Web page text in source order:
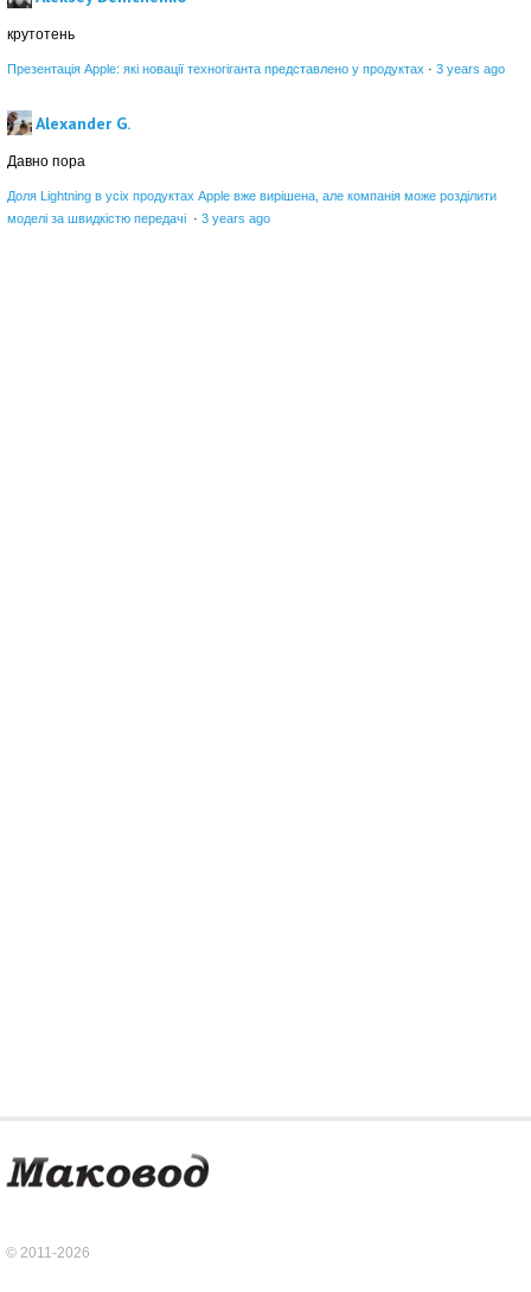
крутотень
Презентація Apple: які новації техногіганта представлено у продуктах · 3 years ago
Alexander G.
Давно пора
Доля Lightning в усіх продуктах Apple вже вирішена, але компанія може розділити
моделі за швидкістю передачі · 3 years ago
© 2011-2026